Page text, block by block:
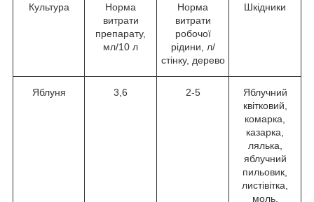
Культура
Норма
витрати
препарату,
мл/10 л
Норма
витрати
робочої
рідини, л/
стінку, дерево
Шкідники
Яблуня 3,6 2-5
Яблучний
квітковий,
комарка,
казарка,
лялька,
яблучний
пильовик,
листівітка,
моль.